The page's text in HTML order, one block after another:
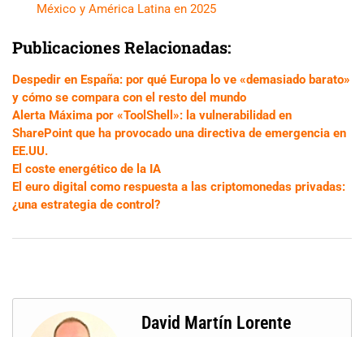
México y América Latina en 2025
Publicaciones Relacionadas:
Despedir en España: por qué Europa lo ve «demasiado barato»
y cómo se compara con el resto del mundo
Alerta Máxima por «ToolShell»: la vulnerabilidad en
SharePoint que ha provocado una directiva de emergencia en
EE.UU.
El coste energético de la IA
El euro digital como respuesta a las criptomonedas privadas:
¿una estrategia de control?
David Martín Lorente